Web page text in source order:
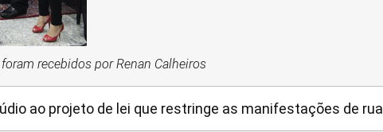
recebidos por Renan Calheiros
ao projeto de lei que restringe as manifestações de rua